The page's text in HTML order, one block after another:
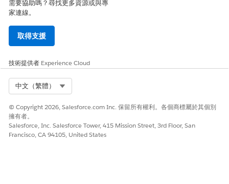
此文章是否解決您的問題？
請讓我們知道，以便我們改進！
需要協助嗎？尋找更多資源或與專
家連線。
取得支援
技術提供者 Experience Cloud
中文（繁體）
© Copyright 2026, Salesforce.com Inc. 保留所有權利。各個商標屬於其個別
擁有者。
Salesforce, Inc. Salesforce Tower, 415 Mission Street, 3rd Floor, San
Francisco, CA 94105, United States